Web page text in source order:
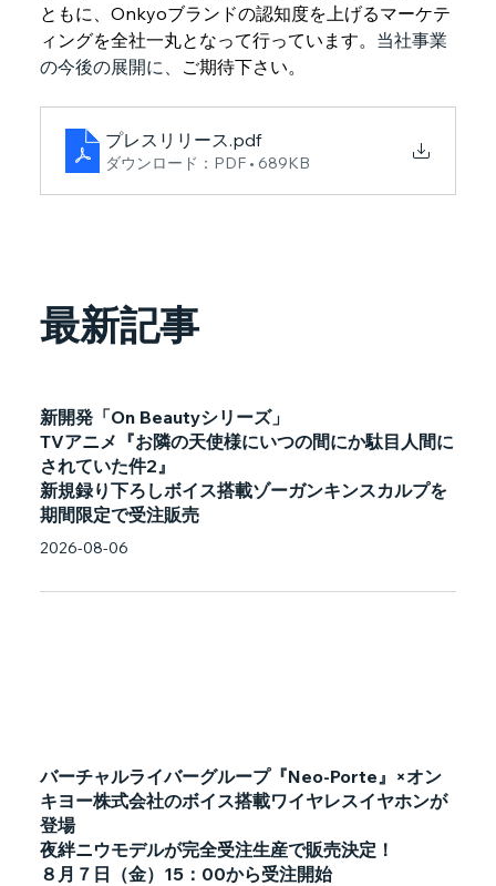
ともに、Onkyoブランドの認知度を上げるマーケテ
ィングを全社一丸となって行っています。 当社事業
の今後の展開に、
ご期待下さい。
プレスリリース.pdf
ダウンロード：PDF • 689KB
新開発「On Beautyシリーズ」
TVアニメ『お隣の天使様にいつの間にか駄目人間に
されていた件2』
新規録り下ろしボイス搭載ゾーガンキンスカルプを
期間限定で受注販売
2026-08-06
バーチャルライバーグループ『Neo-Porte』×オン
キヨー株式会社のボイス搭載ワイヤレスイヤホンが
登場
夜絆ニウモデルが完全受注生産で販売決定！
８月７日（金）15：00から受注開始
最新記事